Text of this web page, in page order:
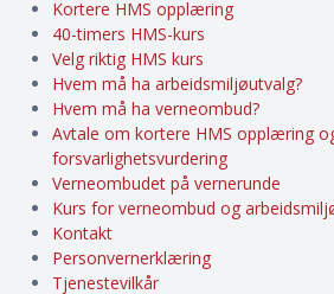
Kortere HMS opplæring
40-timers HMS-kurs
Velg riktig HMS kurs
Hvem må ha arbeidsmiljøutvalg?
Hvem må ha verneombud?
Avtale om kortere HMS opplæring
forsvarlighetsvurdering
Verneombudet på vernerunde
Kurs for verneombud og
Kontakt
Personvernerklæring
Tjenestevilkår